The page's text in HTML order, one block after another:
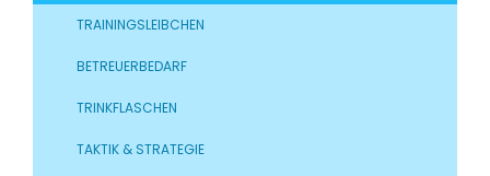
TRAININGSLEIBCHEN
BETREUERBEDARF
TRINKFLASCHEN
TAKTIK & STRATEGIE